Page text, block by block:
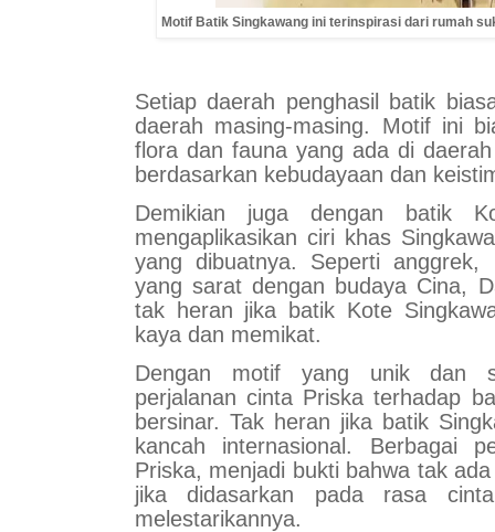
Motif Batik Singkawang ini terinspirasi dari rumah
Setiap daerah penghasil batik
daerah masing-masing. Motif ini
flora dan fauna yang ada di
berdasarkan kebudayaan dan
Demikian juga dengan batik
mengaplikasikan ciri khas
yang dibuatnya. Seperti anggrek,
yang sarat dengan budaya Cina,
tak heran jika batik Kote
kaya dan memikat.
Dengan motif yang unik dan
perjalanan cinta Priska terhadap
bersinar. Tak heran jika batik
kancah internasional. Berbagai
Priska, menjadi bukti bahwa tak
jika didasarkan pada rasa
melestarikannya.